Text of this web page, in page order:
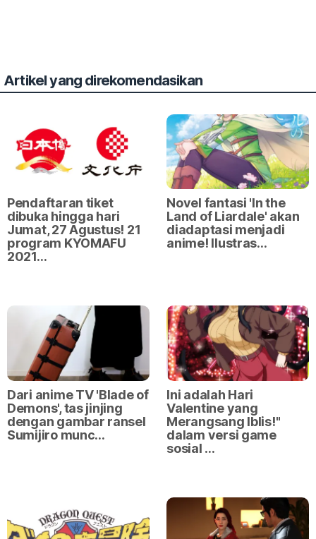
Artikel yang direkomendasikan
Pendaftaran tiket
dibuka hingga hari
Jumat, 27 Agustus! 21
program KYOMAFU
2021…
Novel fantasi 'In the
Land of Liardale' akan
diadaptasi menjadi
anime! Ilustras…
Dari anime TV 'Blade of
Demons', tas jinjing
dengan gambar ransel
Sumijiro munc…
Ini adalah Hari
Valentine yang
Merangsang Iblis!"
dalam versi game
sosial …